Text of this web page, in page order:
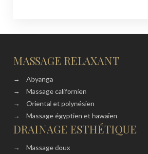
MASSAGE RELAXANT
→
Abyanga
→
Massage californien
→
Oriental et polynésien
→
Massage égyptien et hawaïen
DRAINAGE ESTHÉTIQUE
→
Massage doux